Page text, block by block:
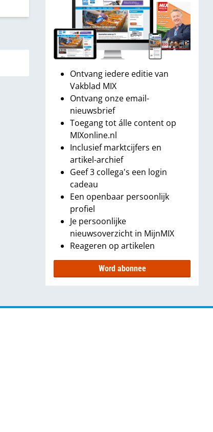
Ontvang iedere editie van
Vakblad MIX
Ontvang onze email-
nieuwsbrief
Toegang tot álle content op
MIXonline.nl
Inclusief marktcijfers en
artikel-archief
Geef 3 collega's een login
cadeau
Een openbaar persoonlijk
profiel
Je persoonlijke
nieuwsoverzicht in MijnMIX
Reageren op artikelen
Word abonnee